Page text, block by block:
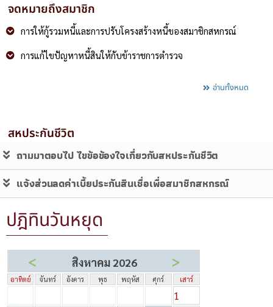
จดหมายถึงสมาชิก
การให้กู้รวมหนี้และการปรับโครงสร้างหนี้ของสมาชิกสหกรณ์
การแก้ไขปัญหาหนี้สินให้กับข้าราชการตำรวจ
อ่านทั้งหมด
สหประกันชีวิต
ถามมาตอบไป ไขข้อข้องใจเกี่ยวกับสหประกันชีวิต
แจ้งส่วนลดค่าเบี้ยประกันสินเชื่อเพื่อสมาชิกสหกรณ์
ปฎิทินวันหยุด
< สิงหาคม 2026 >
อาทิตย์ จันทร์ อังคาร พุธ พฤหัส ศุกร์ เสาร์
1